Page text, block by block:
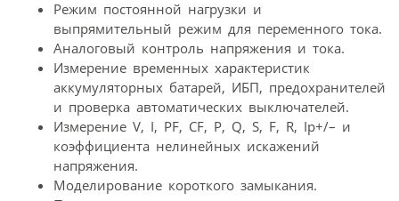
Режим постоянной нагрузки и
выпрямительный режим для переменного тока.
Аналоговый контроль напряжения и тока.
Измерение временных характеристик
аккумуляторных батарей, ИБП, предохранителей
и проверка автоматических выключателей.
Измерение V, I, PF, CF, P, Q, S, F, R, Ip+/– и
коэффициента нелинейных искажений
напряжения.
Моделирование короткого замыкания.